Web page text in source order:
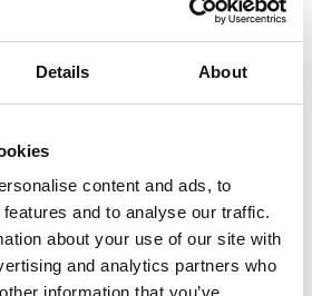
Details About
content and ads, to
and to analyse our traffic.
about your use of our site with
and analytics partners who
information that you’ve